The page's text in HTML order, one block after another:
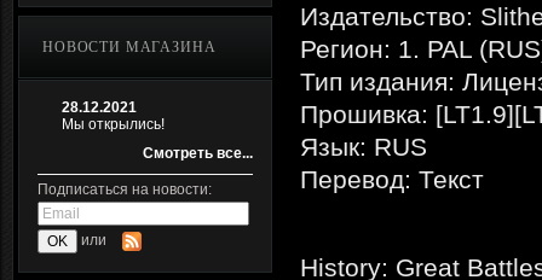
НОВОСТИ МАГАЗИНА
28.12.2021
Мы открылись!
Смотреть все...
Подписаться на новости:
или
Издательство:
Регион: 1. PAL
Тип издания:
Прошивка:
Язык: RUS
Перевод: Текст
History: Great